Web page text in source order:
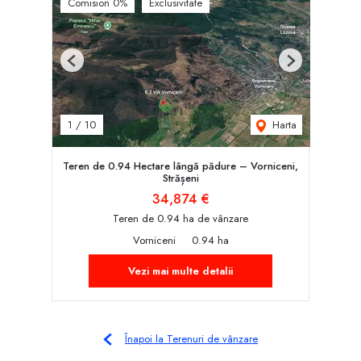
Comision 0% Exclusivitate
1 / 10 Harta
Previous Next
Teren de 0.94 Hectare lângă pădure – Vorniceni,
Strășeni
34,874 €
Teren de 0.94 ha de vânzare
Vorniceni
0.94 ha
Vezi mai multe detalii
Înapoi la Terenuri de vânzare